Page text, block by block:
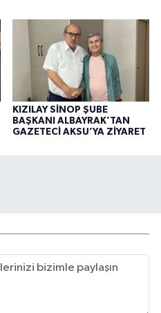
KIZILAY SİNOP ŞUBE
BAŞKANI ALBAYRAK’TAN
GAZETECİ AKSU’YA ZİYARET